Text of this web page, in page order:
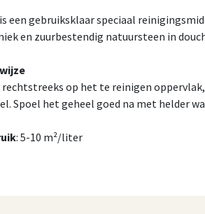
een gebruiksklaar speciaal
en zuurbestendig natuursteen in
rechtstreeks op het te reinigen
Spoel het geheel goed na met helder
: 5-10 m²/liter